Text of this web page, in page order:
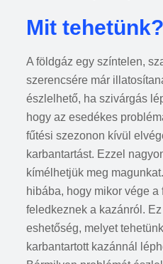
Mit tehetünk?
A földgáz egy színtelen,
szerencsére már
észlelhető, ha szivárgás
hogy az esedékes
fűtési szezonon kívül
karbantartást. Ezzel
kímélhetjük meg
hibába, hogy mikor vége
feledkeznek a kazánról.
eshetőség, melyet
karbantartott kazánnál